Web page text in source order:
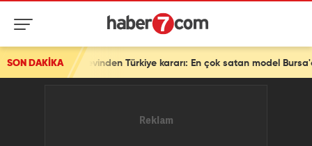
SON DAKİKA
Türkiye kararı: En çok satan model Bursa'da üretilecek